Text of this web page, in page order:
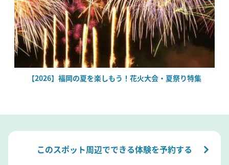
【2026】福岡の夏を楽しもう！花火大会・夏祭り特集
このスポット周辺でできる体験を予約する